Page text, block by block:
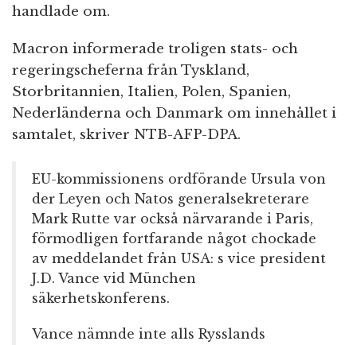
handlade om.
Macron informerade troligen stats- och
regeringscheferna från Tyskland,
Storbritannien, Italien, Polen, Spanien,
Nederländerna och Danmark om innehållet i
samtalet, skriver NTB-AFP-DPA.
EU-kommissionens ordförande Ursula von
der Leyen och Natos generalsekreterare
Mark Rutte var också närvarande i Paris,
förmodligen fortfarande något chockade
av meddelandet från USA: s vice president
J.D. Vance vid München
säkerhetskonferens.
Vance nämnde inte alls Rysslands